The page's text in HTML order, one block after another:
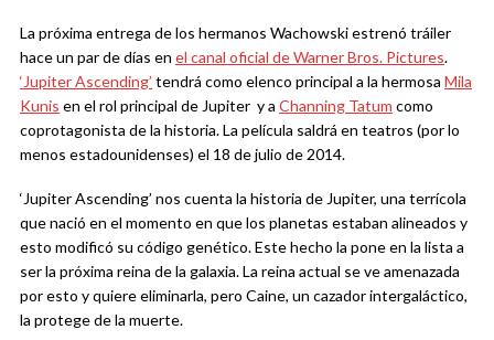
La próxima entrega de los hermanos Wachowski estrenó tráiler
hace un par de días en el canal oficial de Warner Bros. Pictures.
‘Jupiter Ascending’ tendrá como elenco principal a la hermosa Mila
Kunis en el rol principal de Jupiter y a Channing Tatum como
coprotagonista de la historia. La película saldrá en teatros (por lo
menos estadounidenses) el 18 de julio de 2014.
‘Jupiter Ascending’ nos cuenta la historia de Jupiter, una terrícola
que nació en el momento en que los planetas estaban alineados y
esto modificó su código genético. Este hecho la pone en la lista a
ser la próxima reina de la galaxia. La reina actual se ve amenazada
por esto y quiere eliminarla, pero Caine, un cazador intergaláctico,
la protege de la muerte.